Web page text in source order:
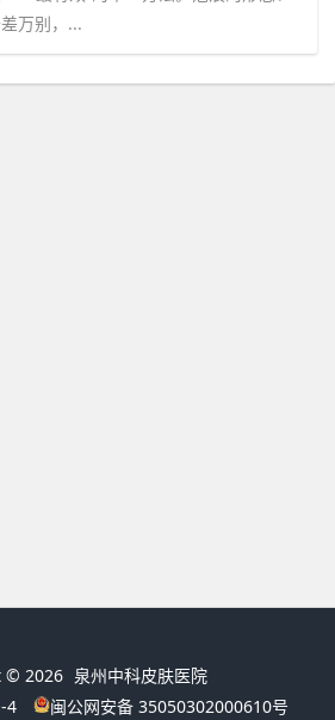
万别，...
© 2026 泉州中科皮肤医院
4
闽公网安备 35050302000610号